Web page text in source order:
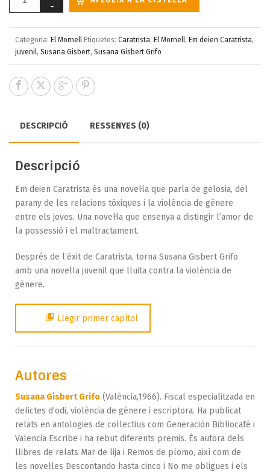
Categoria: El Mornell Etiquetes: Caratrista, El Mornell, Em deien Caratrista,
juvenil, Susana Gisbert, Susana Gisbert Grifo
DESCRIPCIÓ RESSENYES (0)
Descripció
Em deien Caratrista és una novel·la que parla de gelosia, del
parany de les relacions tòxiques i la violència de gènere
entre els joves. Una novel·la que ensenya a distingir l’amor de
la possessió i el maltractament.
Després de l’èxit de Caratrista, torna Susana Gisbert Grifo
amb una novel·la juvenil que lluita contra la violència de
gènere.
Llegir primer capítol
Autores
Susana Gisbert Grifo (València,1966). Fiscal especialitzada en
delictes d’odi, violència de gènere i escriptora. Ha publicat
relats en antologies de col·lectius com Generación Bibliocafé i
Valencia Escribe i ha rebut diferents premis. És autora dels
llibres de relats Mar de lija i Remos de plomo, així com de
les novel·les Descontando hasta cinco i No me obligues i els